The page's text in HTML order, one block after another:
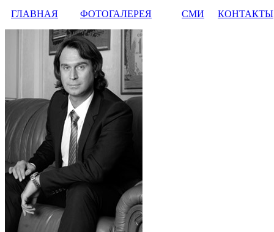
ГЛАВНАЯ ФОТОГАЛЕРЕЯ СМИ КОНТАКТЫ